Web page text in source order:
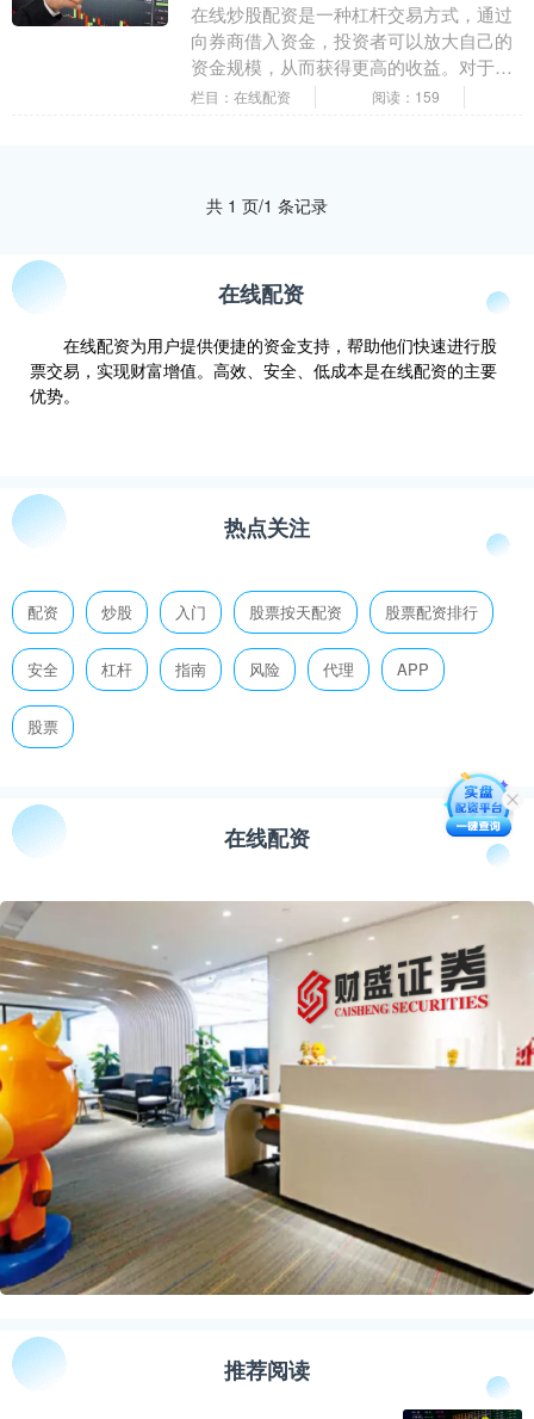
在线炒股配资是一种杠杆交易方式，通过
向券商借入资金，投资者可以放大自己的
资金规模，从而获得更高的收益。对于资
金有限的投资者来说，配资无疑是一个不
栏目：在线配资 阅读：159
共 1 页/1 条记录
在线配资
在线配资为用户提供便捷的资金支持，帮助他们快速进行股
票交易，实现财富增值。高效、安全、低成本是在线配资的主要
优势。
热点关注
配资 炒股 入门 股票按天配资 股票配资排行
安全 杠杆 指南 风险 代理 APP
股票
在线配资
推荐阅读